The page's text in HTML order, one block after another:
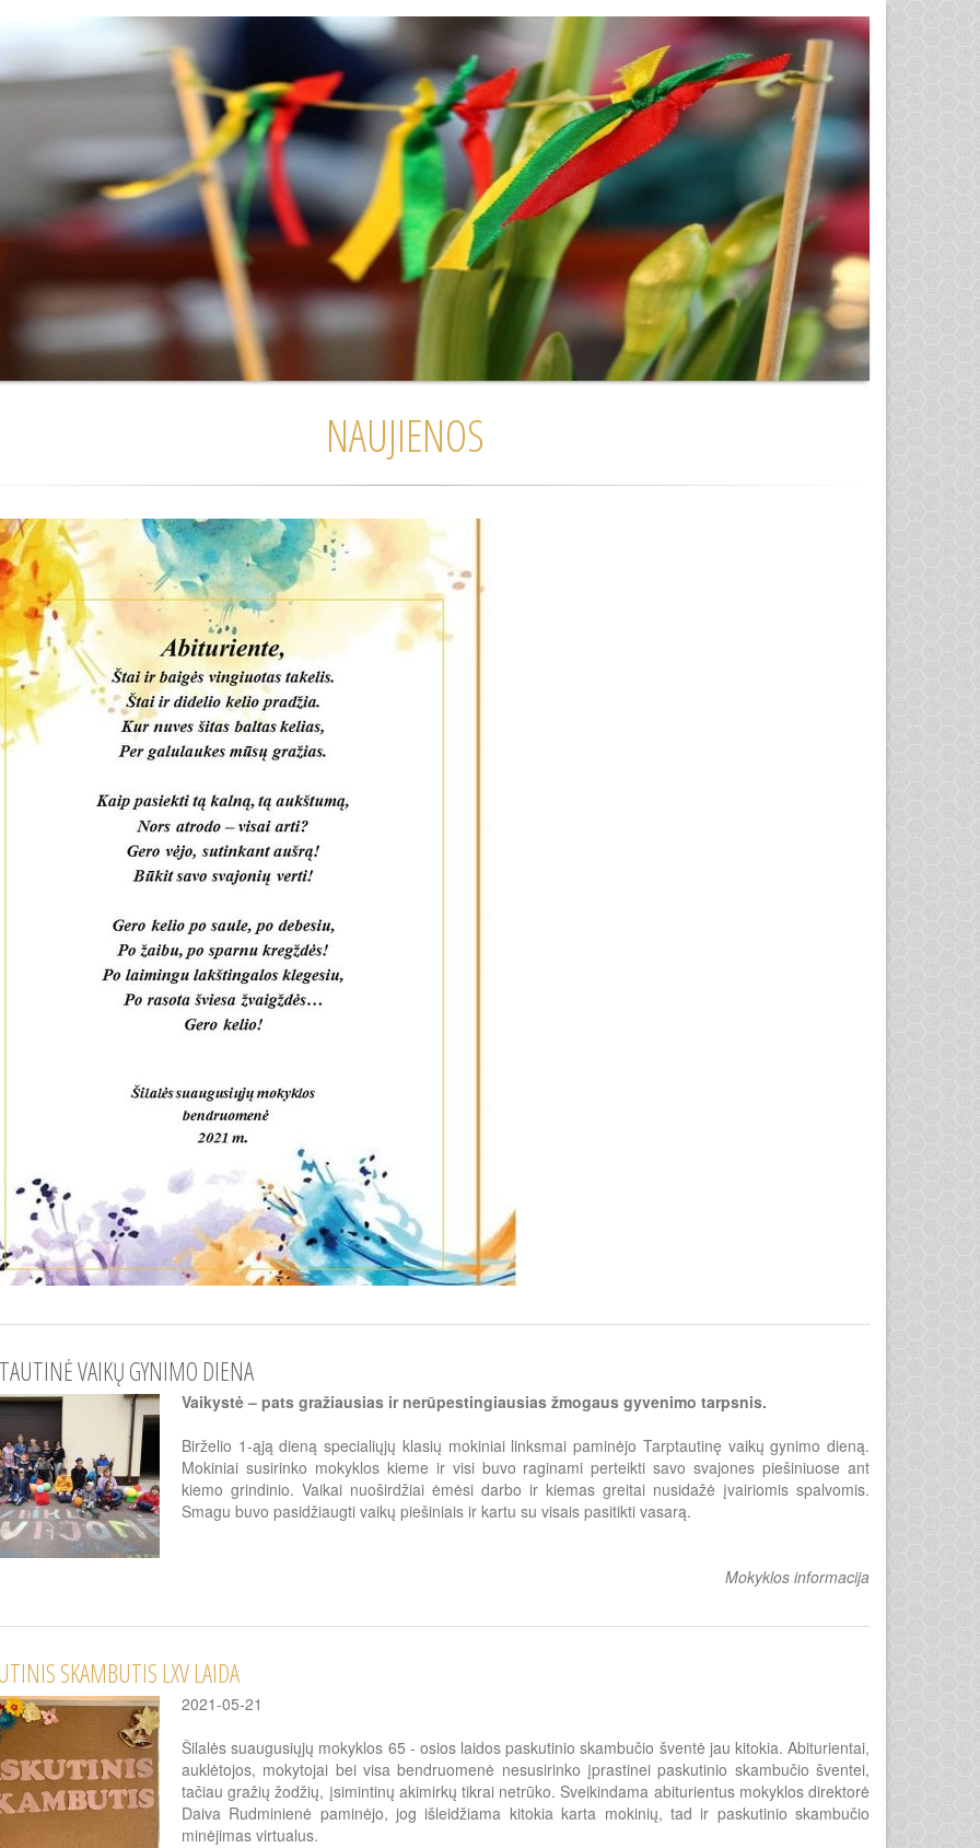
NAUJIENOS
VAIKŲ GYNIMO DIENA
Vaikystė – pats gražiausias ir nerūpestingiausias žmogaus gyvenimo tarpsnis.
Birželio 1-ąją dieną specialiųjų klasių mokiniai linksmai paminėjo Tarptautinę vaikų gynimo dieną.
Mokiniai susirinko mokyklos kieme ir visi buvo raginami perteikti savo svajones piešiniuose ant
kiemo grindinio. Vaikai nuoširdžiai ėmėsi darbo ir kiemas greitai nusidažė įvairiomis spalvomis.
Smagu buvo pasidžiaugti vaikų piešiniais ir kartu su visais pasitikti vasarą.
Mokyklos informacija
SKAMBUTIS LXV LAIDA
2021-05-21
Šilalės suaugusiųjų mokyklos 65 - osios laidos paskutinio skambučio šventė jau kitokia. Abiturientai,
auklėtojos, mokytojai bei visa bendruomenė nesusirinko įprastinei paskutinio skambučio šventei,
tačiau gražių žodžių, įsimintinų akimirkų tikrai netrūko. Sveikindama abiturientus mokyklos direktorė
Daiva Rudminienė paminėjo, jog išleidžiama kitokia karta mokinių, tad ir paskutinio skambučio
minėjimas virtualus.